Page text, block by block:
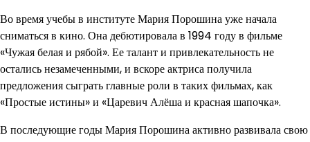
Во время учебы в институте Мария Порошина уже начала
сниматься в кино. Она дебютировала в 1994 году в фильме
«Чужая белая и рябой». Ее талант и привлекательность не
остались незамеченными, и вскоре актриса получила
предложения сыграть главные роли в таких фильмах, как
«Простые истины» и «Царевич Алёша и красная шапочка».
В последующие годы Мария Порошина активно развивала свою